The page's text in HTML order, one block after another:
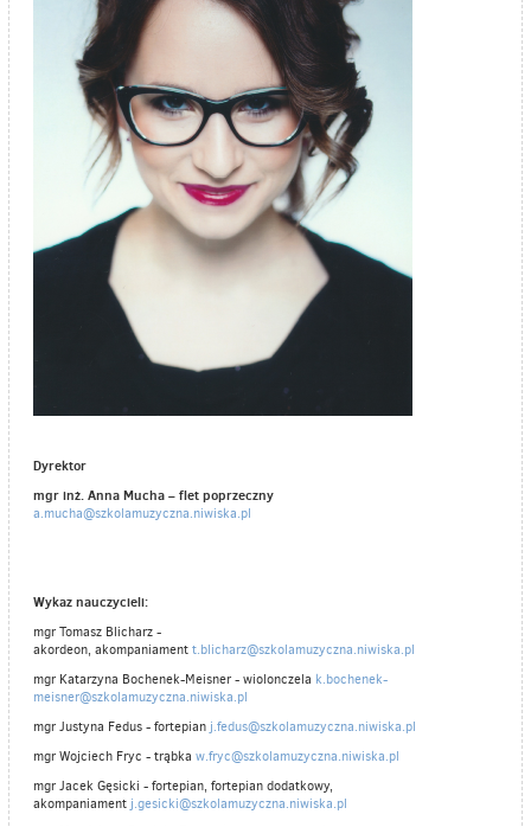
Dyrektor
mgr inż. Anna Mucha – flet poprzeczny
a.mucha@szkolamuzyczna.niwiska.pl
Wykaz nauczycieli:
mgr Tomasz Blicharz -
akordeon, akompaniament t.blicharz@szkolamuzyczna.niwiska.pl
mgr Katarzyna Bochenek-Meisner - wiolonczela k.bochenek-
meisner@szkolamuzyczna.niwiska.pl
mgr Justyna Fedus - fortepian j.fedus@szkolamuzyczna.niwiska.pl
mgr Wojciech Fryc - trąbka w.fryc@szkolamuzyczna.niwiska.pl
mgr Jacek Gęsicki - fortepian, fortepian dodatkowy,
akompaniament j.gesicki@szkolamuzyczna.niwiska.pl